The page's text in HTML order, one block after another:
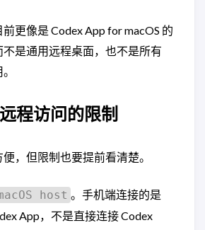
更像是 Codex App for macOS 的
是通用远程桌面，也不是所有
程访问的限制
，但限制也要提前看清楚。
host 。手机端连接的是
App，不是直接连接 Codex